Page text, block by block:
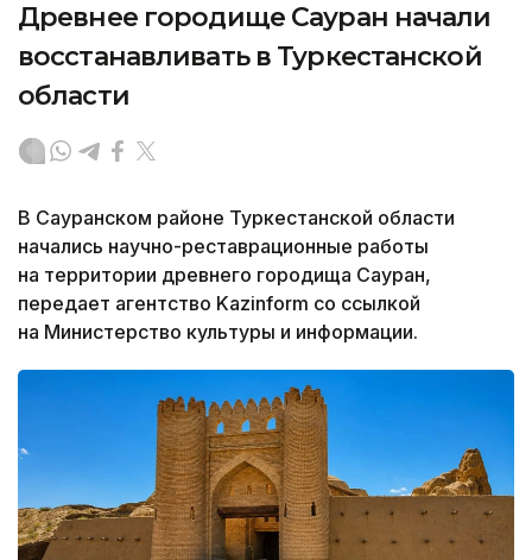
Древнее городище Сауран начали
восстанавливать в Туркестанской
области
В Сауранском районе Туркестанской области
начались научно-реставрационные работы
на территории древнего городища Сауран,
передает агентство Kazinform со ссылкой
на Министерство культуры и информации.